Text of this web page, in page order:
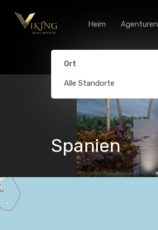
Heim Agenturen
Ort
Alle Standorte
Spanien